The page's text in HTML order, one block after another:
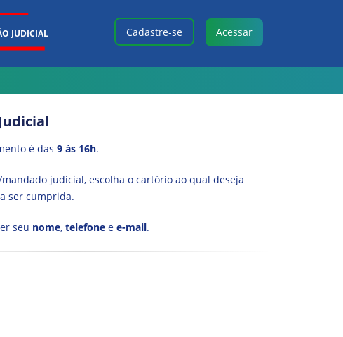
JUDICIAL Cadastre-se Acessar
é das 9 às 16h.
judicial, escolha o cartório ao qual deseja
ser cumprida.
seu nome, telefone e e-mail.